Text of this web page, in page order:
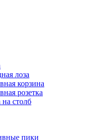
лоза
корзина
розетка
на столб
пики